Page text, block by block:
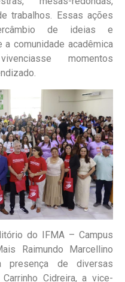
trabalhos. Essas ações
de ideias e
comunidade acadêmica
momentos
do IFMA – Campus
Raimundo Marcellino
de diversas
Cidreira, a vice-